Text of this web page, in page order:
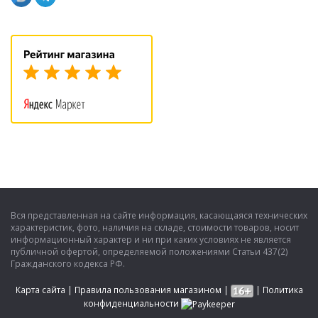
осуществлении следует обязательно использовать элементы
Вся представленная на сайте информация, касающаяся технических
характеристик, фото, наличия на складе, стоимости товаров, носит
информационный характер и ни при каких условиях не является
публичной офертой, определяемой положениями Статьи 437(2)
Гражданского кодекса РФ.
Карта сайта | Правила пользования магазином | | Политика
конфиденциальности